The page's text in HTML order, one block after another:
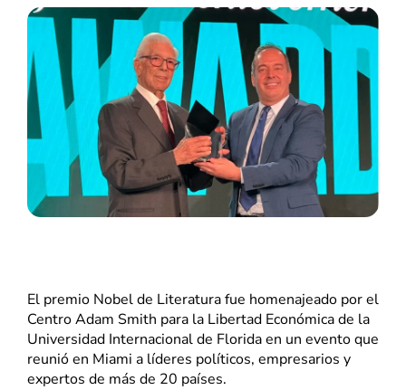
El premio Nobel de Literatura fue homenajeado por el
Centro Adam Smith para la Libertad Económica de la
Universidad Internacional de Florida en un evento que
reunió en Miami a líderes políticos, empresarios y
expertos de más de 20 países.